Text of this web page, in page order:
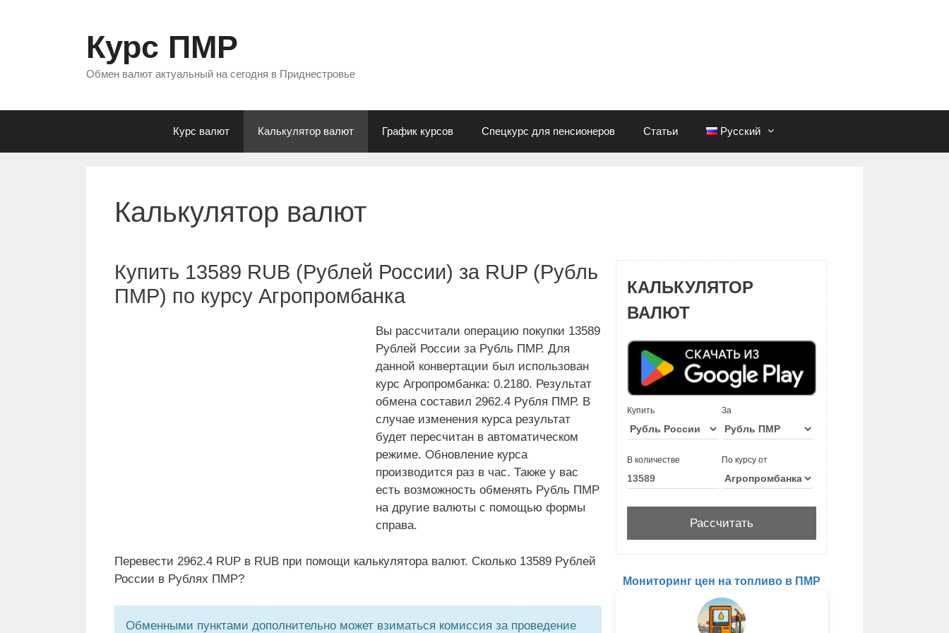
Курс ПМР
Обмен валют актуальный на сегодня в Приднестровье
Курс валют Калькулятор валют График курсов Спецкурс для пенсионеров Статьи Русский
Калькулятор валют
Купить 13589 RUB (Рублей России) за RUP (Рубль
ПМР) по курсу Агропромбанка
Вы рассчитали операцию покупки 13589
Рублей России за Рубль ПМР. Для
данной конвертации был использован
курс Агропромбанка: 0.2180. Результат
обмена составил 2962.4 Рубля ПМР. В
случае изменения курса результат
будет пересчитан в автоматическом
режиме. Обновление курса
производится раз в час. Также у вас
есть возможность обменять Рубль ПМР
на другие валюты с помощью формы
справа.
Перевести 2962.4 RUP в RUB при помощи калькулятора валют. Сколько 13589 Рублей
России в Рублях ПМР?
Обменными пунктами дополнительно может взиматься комиссия за проведение
КАЛЬКУЛЯТОР
ВАЛЮТ
Купить За
В количестве По курсу от
Мониторинг цен на топливо в ПМР